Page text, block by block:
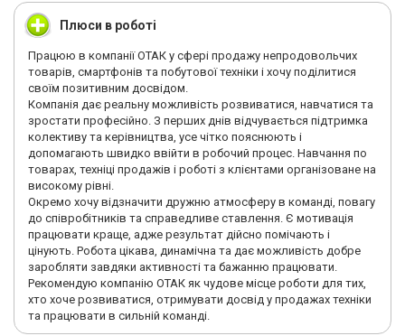
Плюси в роботі
Працюю в компанії ОТАК у сфері продажу непродовольчих
товарів, смартфонів та побутової техніки і хочу поділитися
своїм позитивним досвідом.
Компанія дає реальну можливість розвиватися, навчатися та
зростати професійно. З перших днів відчувається підтримка
колективу та керівництва, усе чітко пояснюють і
допомагають швидко ввійти в робочий процес. Навчання по
товарах, техніці продажів і роботі з клієнтами організоване на
високому рівні.
Окремо хочу відзначити дружню атмосферу в команді, повагу
до співробітників та справедливе ставлення. Є мотивація
працювати краще, адже результат дійсно помічають і
цінують. Робота цікава, динамічна та дає можливість добре
заробляти завдяки активності та бажанню працювати.
Рекомендую компанію ОТАК як чудове місце роботи для тих,
хто хоче розвиватися, отримувати досвід у продажах техніки
та працювати в сильній команді.